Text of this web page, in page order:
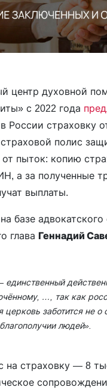
центр духовной
с 2022 года
России страховку
полис
от пыток: копию
а за полученные
выплаты.
базе
глава Геннадий
единственный
…, так как
церковь заботится не о
людей».
на страховку — 8